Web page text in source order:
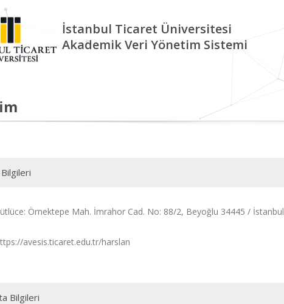
İstanbul Ticaret Üniversitesi
Akademik Veri Yönetim Sistemi
Örnektepe Mah. İmrahor Cad. No: 88/2, Beyoğlu 34445 / İstanbul
avesis.ticaret.edu.tr/harslan
Bilgileri